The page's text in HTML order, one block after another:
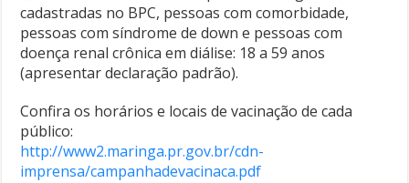
cadastradas no BPC, pessoas com comorbidade,
pessoas com síndrome de down e pessoas com
doença renal crônica em diálise: 18 a 59 anos
(apresentar declaração padrão).
Confira os horários e locais de vacinação de cada
público:
http://www2.maringa.pr.gov.br/cdn-
imprensa/campanhadevacinaca.pdf